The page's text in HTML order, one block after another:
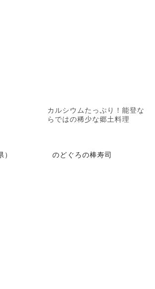
カルシウムたっぷり！能登な
らではの稀少な郷土料理
のどぐろの棒寿司